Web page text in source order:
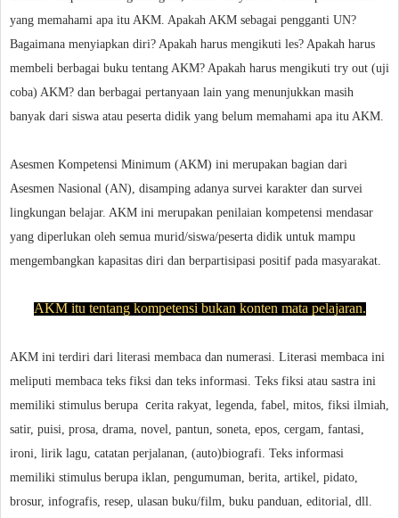
yang memahami apa itu AKM. Apakah AKM sebagai pengganti UN?
Bagaimana menyiapkan diri? Apakah harus mengikuti les? Apakah harus
membeli berbagai buku tentang AKM? Apakah harus mengikuti try out (uji
coba) AKM? dan berbagai pertanyaan lain yang menunjukkan masih
banyak dari siswa atau peserta didik yang belum memahami apa itu AKM.
Asesmen Kompetensi Minimum (AKM) ini merupakan bagian dari
Asesmen Nasional (AN), disamping adanya survei karakter dan survei
lingkungan belajar. AKM ini merupakan penilaian kompetensi mendasar
yang diperlukan oleh semua murid/siswa/peserta didik untuk mampu
mengembangkan kapasitas diri dan berpartisipasi positif pada masyarakat.
AKM itu tentang kompetensi bukan konten mata pelajaran.
AKM ini terdiri dari literasi membaca dan numerasi. Literasi membaca ini
meliputi membaca teks fiksi dan teks informasi. Teks fiksi atau sastra ini
memiliki stimulus berupa cerita rakyat, legenda, fabel, mitos, fiksi ilmiah,
satir, puisi, prosa, drama, novel, pantun, soneta, epos, cergam, fantasi,
ironi, lirik lagu, catatan perjalanan, (auto)biografi. Teks informasi
memiliki stimulus berupa iklan, pengumuman, berita, artikel, pidato,
brosur, infografis, resep, ulasan buku/film, buku panduan, editorial, dll.